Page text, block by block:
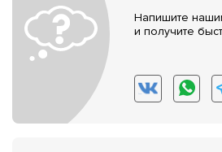
Напишите
и получите